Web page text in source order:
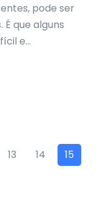
pode ser
que alguns
e…
13 14 15